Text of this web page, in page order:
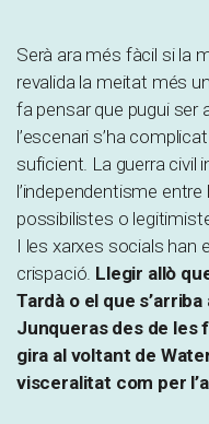
Serà ara més fàcil si la
revalida la meitat més
fa pensar que pugui ser
l’escenari s’ha
suficient. La guerra civil
l’independentisme
possibilistes o
I les xarxes socials han
crispació. Llegir allò
Tardà o el que
Junqueras des de les
gira al voltant de
visceralitat com per